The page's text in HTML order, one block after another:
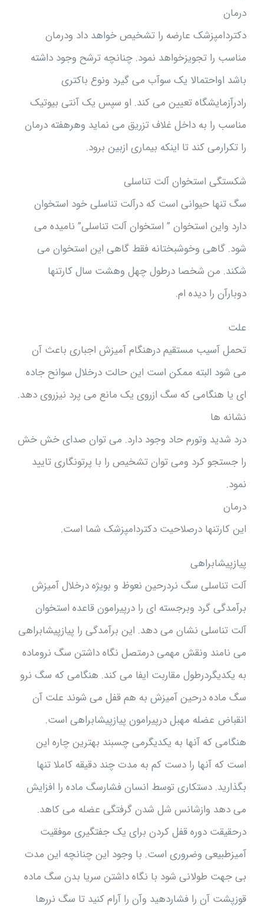
درمان
دکتردامپزشک عارضه را تشخیص خواهد داد ودرمان
مناسب را تجویزخواهد نمود. چنانچه ترشح وجود داشته
باشد اواحتمالا یک سوآب می گیرد ونوع باکتری
رادرآزمایشگاه تعیین می کند. او سپس یک آنتی بیوتیک
مناسب را به داخل غلاف تزریق می نماید وهرهفته درمان
را تکرارمی کند تا اینکه بیماری ازبین برود.
شکستگی استخوان آلت تناسلی
سگ تنها حیوانی است که درآلت تناسلی خود استخوان
دارد واین استخوان ” استخوان آلت تناسلی” نامیده می
شود. گاهی وخوشبختانه فقط گاهی این استخوان می
شکند. من شخصا درطول چهل وهشت سال کارتنها
دوبارآن را دیده ام.
علت
تحمل آسیب مستقیم درهنگام آمیزش اجباری باعث آن
می شود البته ممکن است این حالت درخلال سوانح جاده
ای یا هنگامی که سگ ازروی یک مانع می پرد نیزروی دهد.
نشانه ها
درد شدید وتورم حاد وجود دارد. می توان صدای خش خش
را جستجو کرد ومی توان تشخیص را با پرتونگاری تایید
نمود.
درمان
این کارتنها درصلاحیت دکتردامپزشک شما است.
پیازپیشابراهی
آلت تناسلی سگ نردرحین نعوظ و بویژه درخلال آمیزش
برآمدگی گرد وبرجسته ای را درپیرامون قاعده استخوان
آلت تناسلی نشان می دهد. این برآمدگی را پیازپیشابراهی
می نامند ونقش مهمی درمتصل نگاه داشتن سگ نروماده
به یکدیگردرطول مقاربت ایفا می کند. هنگامی که سگ نرو
سگ ماده درحین آمیزش به هم قفل می شوند علت آن
انقباض عضله مهبل درپیرامون پیازپیشابراهی است.
هنگامی که آنها به یکدیگرمی چسبند بهترین چاره این
است که آنها را دست کم به مدت چند دقیقه کاملا تنها
بگذارید. دستکاری توسط انسان فشارسگ ماده را افزایش
می دهد وازشانس شل شدن گرفتگی عضله می کاهد.
درحقیقت دوره قفل کردن برای یک جفتگیری موفقیت
آمیزطبیعی وضروری است. با وجود این چنانچه این مدت
بی جهت طولانی شود با نگاه داشتن سریا بدن سگ ماده
قوزپشت آن را فشاردهید وآن را آرام کنید تا سگ نررها